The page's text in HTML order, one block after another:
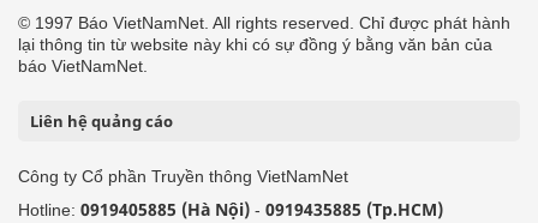
© 1997 Báo VietNamNet. All rights reserved. Chỉ được phát hành
lại thông tin từ website này khi có sự đồng ý bằng văn bản của
báo VietNamNet.
Liên hệ quảng cáo
Công ty Cổ phần Truyền thông VietNamNet
Hotline: 0919405885 (Hà Nội) - 0919435885 (Tp.HCM)